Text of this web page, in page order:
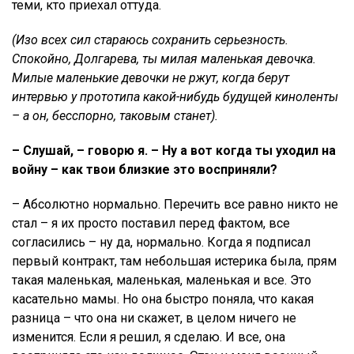
теми, кто приехал оттуда.
(Изо всех сил стараюсь сохранить серьезность.
Спокойно, Долгарева, ты милая маленькая девочка.
Милые маленькие девочки не ржут, когда берут
интервью у прототипа какой-нибудь будущей киноленты
– а он, бесспорно, таковым станет).
– Слушай, – говорю я. – Ну а вот когда ты уходил на
войну – как твои близкие это восприняли?
– Абсолютно нормально. Перечить все равно никто не
стал – я их просто поставил перед фактом, все
согласились – ну да, нормально. Когда я подписал
первый контракт, там небольшая истерика была, прям
такая маленькая, маленькая, маленькая и все. Это
касательно мамы. Но она быстро поняла, что какая
разница – что она ни скажет, в целом ничего не
изменится. Если я решил, я сделаю. И все, она